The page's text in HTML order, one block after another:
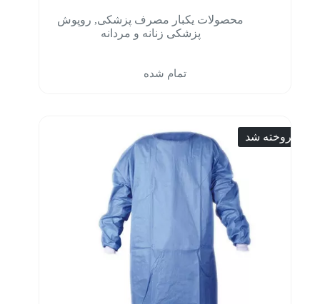
محصولات یکبار مصرف پزشکی, روپوش
پزشکی زنانه و مردانه
تمام شده
فروخته شد